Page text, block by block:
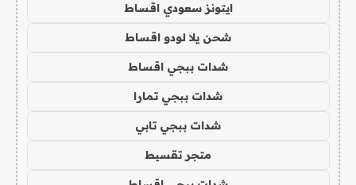
ايتونز سعودي اقساط
شحن يلا لودو اقساط
شدات ببجي اقساط
شدات ببجي تمارا
شدات ببجي تابي
متجر تقسيط